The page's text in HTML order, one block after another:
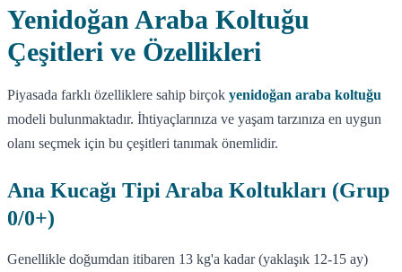
Yenidoğan Araba Koltuğu
Çeşitleri ve Özellikleri
Piyasada farklı özelliklere sahip birçok yenidoğan araba koltuğu
modeli bulunmaktadır. İhtiyaçlarınıza ve yaşam tarzınıza en uygun
olanı seçmek için bu çeşitleri tanımak önemlidir.
Ana Kucağı Tipi Araba Koltukları (Grup
0/0+)
Genellikle doğumdan itibaren 13 kg'a kadar (yaklaşık 12-15 ay)